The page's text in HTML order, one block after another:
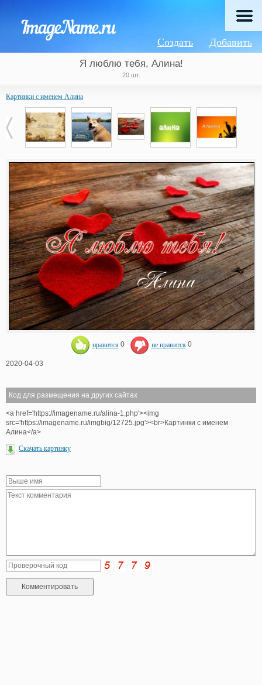
Добавить
Создать
Я люблю тебя, Алина!
20 шт.
Картинки с именем Алина
нравится 0 не нравится 0
2020-04-03
Код для размещения на других сайтах
<a href='https://imagename.ru/alina-1.php'><img
src='https://imagename.ru/imgbig/12725.jpg'><br>Картинки с именем
Алина</a>
Скачать картинку